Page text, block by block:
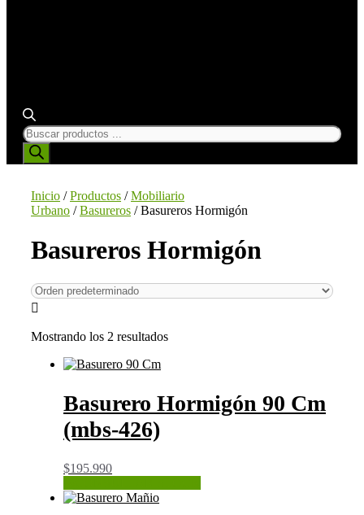
BÚSQUEDA
DE
PRODUCTOS
Inicio /Productos /Mobiliario
Urbano /Basureros / Basureros Hormigón
Basureros Hormigón
Mostrando los 2 resultados
Basurero Hormigón 90 Cm
(mbs-426)
$195.990